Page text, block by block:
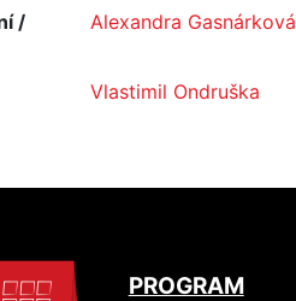
/
Alexandra Gasnárková
Vlastimil Ondruška
PROGRAM